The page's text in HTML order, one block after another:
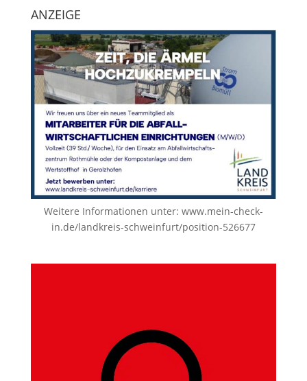
ANZEIGE
Weitere Informationen unter: www.mein-check-
in.de/landkreis-schweinfurt/position-526677